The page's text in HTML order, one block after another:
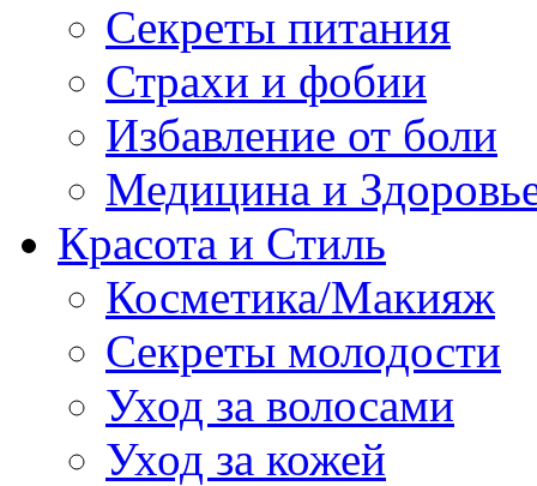
Секреты питания
Страхи и фобии
Избавление от боли
Медицина и
Красота и Стиль
Косметика/Макияж
Секреты молодости
Уход за волосами
Уход за кожей